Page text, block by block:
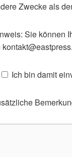
Zwecke als
Sie können
Ich bin damit